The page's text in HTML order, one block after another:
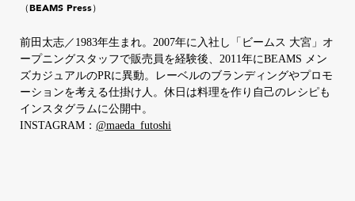
（BEAMS Press）
前田太志／1983年生まれ。2007年に入社し「ビームス 大宮」オ
ープニングスタッフで販売員を経験後、2011年にBEAMS メン
ズカジュアルのPRに異動。レーベルのブランディングやプロモ
ーションを考える仕掛け人。休日は料理を作り自己のレシピも
インスタグラムに公開中。
INSTAGRAM： @maeda_futoshi